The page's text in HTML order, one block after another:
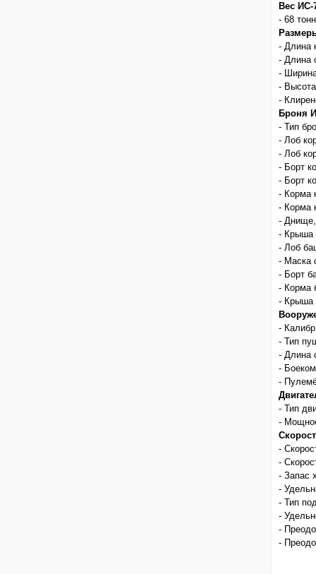
Вес ИС-
- 68 тонн
- Длина
- Длина
-
-
-
Броня
- Тип
- Лоб
- Лоб
- Борт
- Борт
- Корма
- Корма
-
- Крыша
- Лоб
- Маска
- Борт
- Корма
- Крыша
-
- Тип
- Длина
-
-
- Тип
-
-
-
- Запас
-
- Тип
-
-
-